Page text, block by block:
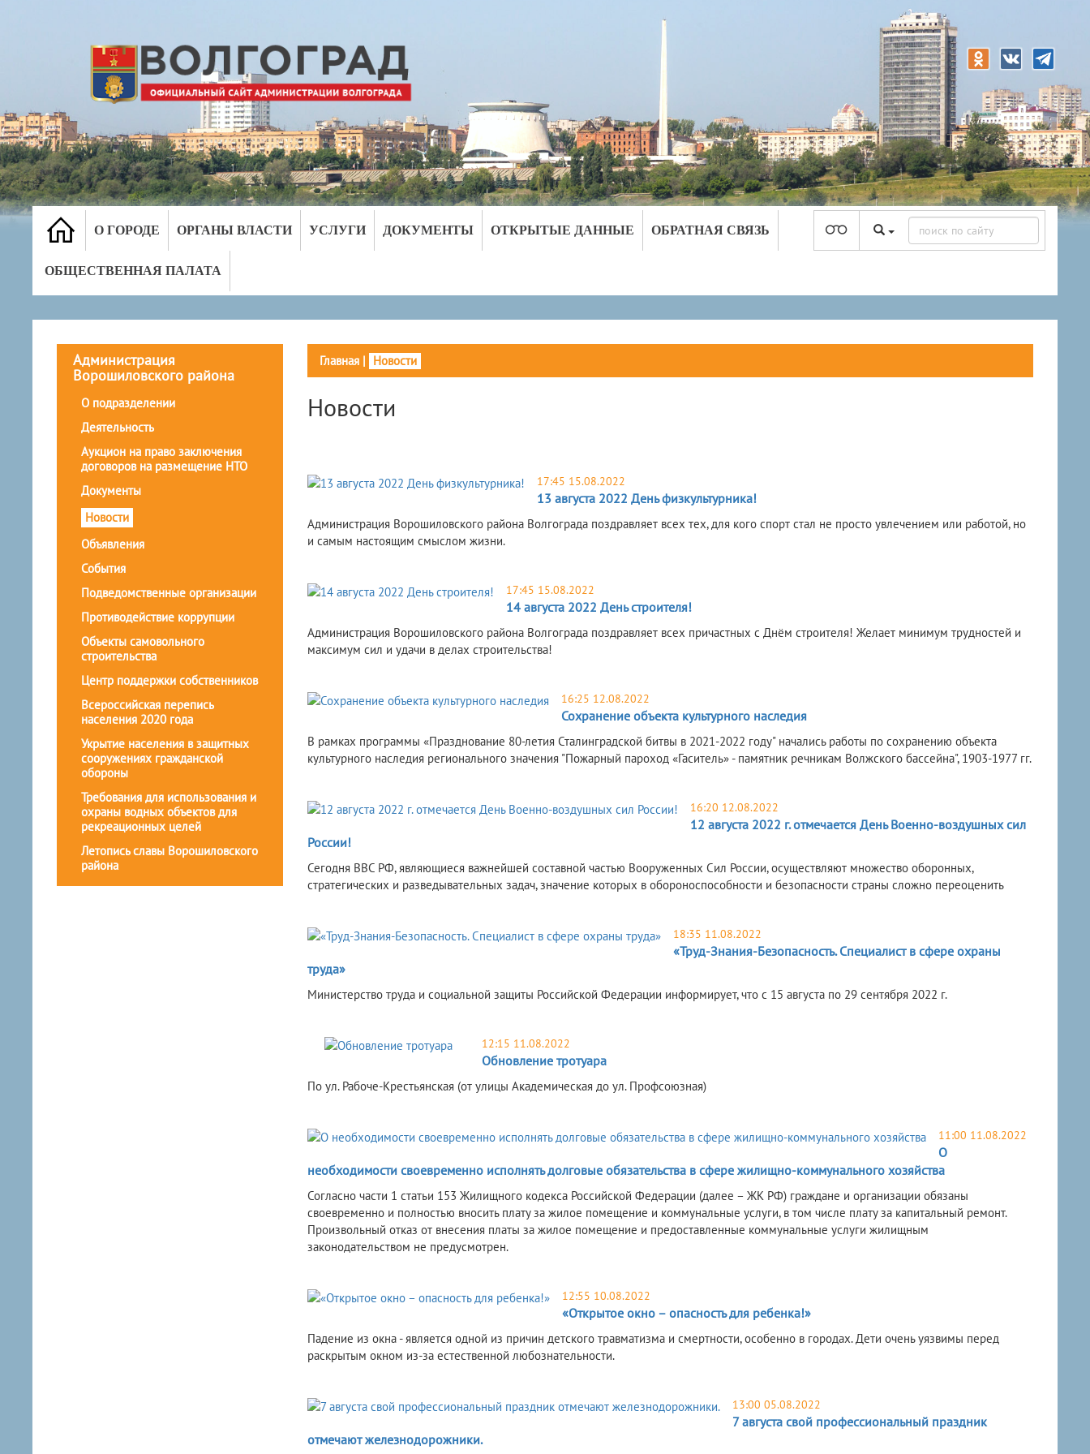
О ГОРОДЕ ОРГАНЫ ВЛАСТИ УСЛУГИ ДОКУМЕНТЫ ОТКРЫТЫЕ ДАННЫЕ ОБРАТНАЯ СВЯЗЬ
ОБЩЕСТВЕННАЯ ПАЛАТА
Администрация
Ворошиловского района
О подразделении
Деятельность
Аукцион на право заключения
договоров на размещение НТО
Документы
Новости
Объявления
События
Подведомственные организации
Противодействие коррупции
Объекты самовольного
строительства
Центр поддержки собственников
Всероссийская перепись
населения 2020 года
Укрытие населения в защитных
сооружениях гражданской
обороны
Требования для использования и
охраны водных объектов для
рекреационных целей
Летопись славы Ворошиловского
района
Главная| Новости
Новости
17:45 15.08.2022
13 августа 2022 День физкультурника!
Администрация Ворошиловского района Волгограда поздравляет всех тех, для кого спорт стал не просто увлечением или работой, но
и самым настоящим смыслом жизни.
17:45 15.08.2022
14 августа 2022 День строителя!
Администрация Ворошиловского района Волгограда поздравляет всех причастных с Днём строителя! Желает минимум трудностей и
максимум сил и удачи в делах строительства!
16:25 12.08.2022
Сохранение объекта культурного наследия
В рамках программы «Празднование 80-летия Сталинградской битвы в 2021-2022 году" начались работы по сохранению объекта
культурного наследия регионального значения "Пожарный пароход «Гаситель» - памятник речникам Волжского бассейна", 1903-1977 гг.
16:20 12.08.2022
12 августа 2022 г. отмечается День Военно-воздушных сил
России!
Сегодня ВВС РФ, являющиеся важнейшей составной частью Вооруженных Сил России, осуществляют множество оборонных,
стратегических и разведывательных задач, значение которых в обороноспособности и безопасности страны сложно переоценить
18:35 11.08.2022
«Труд-Знания-Безопасность. Специалист в сфере охраны
труда»
Министерство труда и социальной защиты Российской Федерации информирует, что с 15 августа по 29 сентября 2022 г.
12:15 11.08.2022
Обновление тротуара
По ул. Рабоче-Крестьянская (от улицы Академическая до ул. Профсоюзная)
11:00 11.08.2022
О
необходимости своевременно исполнять долговые обязательства в сфере жилищно-коммунального хозяйства
Согласно части 1 статьи 153 Жилищного кодекса Российской Федерации (далее – ЖК РФ) граждане и организации обязаны
своевременно и полностью вносить плату за жилое помещение и коммунальные услуги, в том числе плату за капитальный ремонт.
Произвольный отказ от внесения платы за жилое помещение и предоставленные коммунальные услуги жилищным
законодательством не предусмотрен.
12:55 10.08.2022
«Открытое окно – опасность для ребенка!»
Падение из окна - является одной из причин детского травматизма и смертности, особенно в городах. Дети очень уязвимы перед
раскрытым окном из-за естественной любознательности.
13:00 05.08.2022
7 августа свой профессиональный праздник
отмечают железнодорожники.